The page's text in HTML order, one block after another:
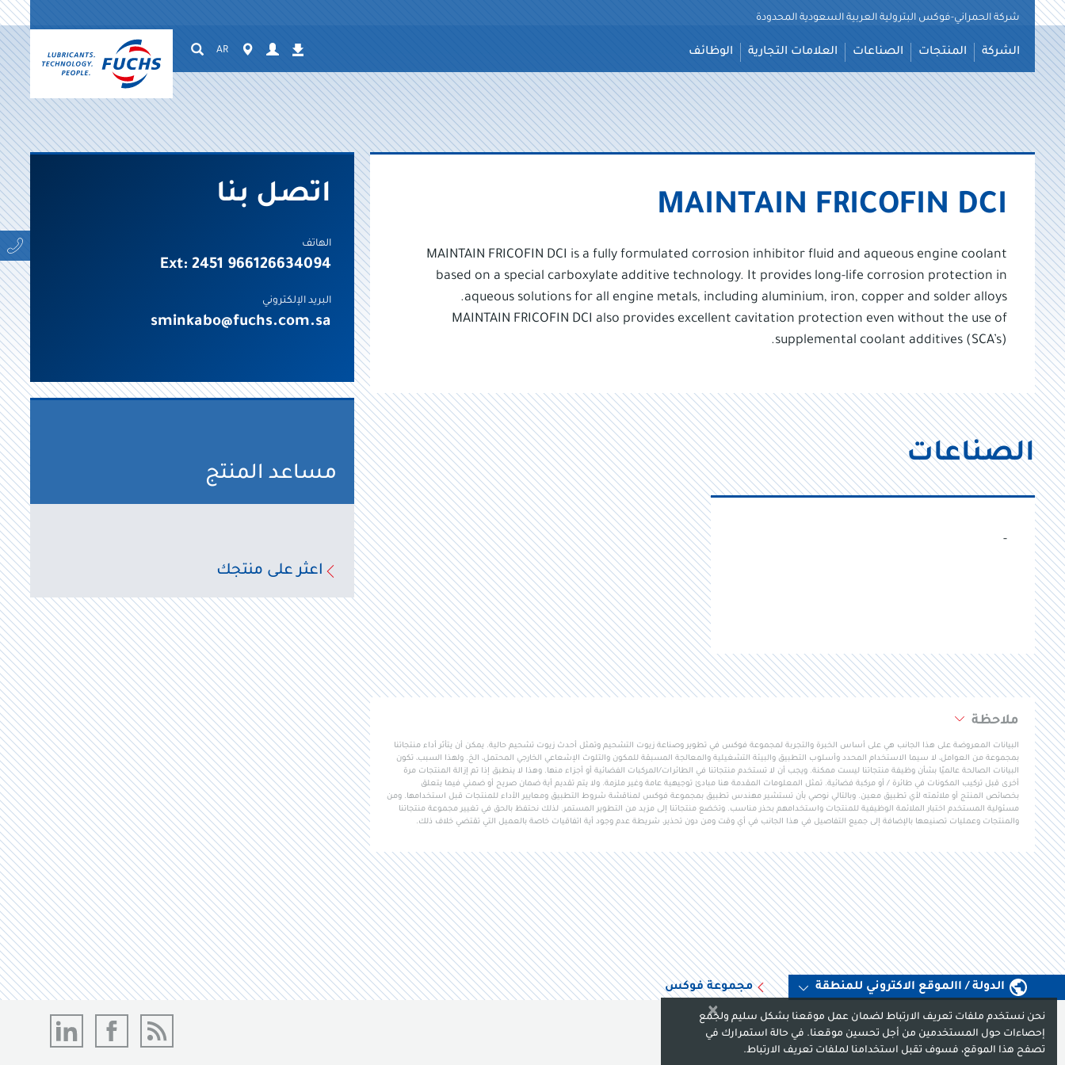
×
نحن نستخدم ملفات تعريف الارتباط لضمان عمل موقعنا بشكل سليم ولجمع
إحصاءات حول المستخدمين من أجل تحسين موقعنا. في حالة استمرارك في
تصفح هذا الموقع، فسوف تقبل استخدامنا لملفات تعريف الارتباط.
انتقل
إلى
المحتوى
شركة الحمراني-فوكس البترولية العربية السعودية المحدودة
الشركة المنتجات الصناعات العلامات التجارية الوظائف التنزيلات
Login
Worldwide
AR
Suchen
MAINTAIN FRICOFIN DCI
MAINTAIN FRICOFIN DCI is a fully formulated corrosion inhibitor fluid and aqueous engine coolant
based on a special carboxylate additive technology. It provides long-life corrosion protection in
aqueous solutions for all engine metals, including aluminium, iron, copper and solder alloys.
MAINTAIN FRICOFIN DCI also provides excellent cavitation protection even without the use of
supplemental coolant additives (SCA’s).
الصناعات
-
ملاحظة
البيانات المعروضة على هذا الجانب هي على أساس الخبرة والتجربة لمجموعة فوكس في تطوير وصناعة زيوت التشحيم وتمثل أحدث زيوت تشحيم حالية. يمكن أن يتأثر أداء منتجاتنا
بمجموعة من العوامل، لا سيما الاستخدام المحدد وأسلوب التطبيق والبيئة التشغيلية والمعالجة المسبقة للمكون والتلوث الإشعاعي الخارجي المحتمل، الخ. ولهذا السبب، تكون
البيانات الصالحة عالميًا بشأن وظيفة منتجاتنا ليست ممكنة. ويجب أن لا تستخدم منتجاتنا في الطائرات/المركبات الفضائية أو أجزاء منها. وهذا لا ينطبق إذا تم إزالة المنتجات مرة
أخرى قبل تركيب المكونات في طائرة / أو مركبة فضائية. تمثل المعلومات المقدمة هنا مبادئ توجيهية عامة وغير ملزمة. ولا يتم تقديم أية ضمان صريح أو ضمني فيما يتعلق
بخصائص المنتج أو ملائمته لأي تطبيق معين. وبالتالي نوصي بأن تستشير مهندس تطبيق بمجموعة فوكس لمناقشة شروط التطبيق ومعايير الأداء للمنتجات قبل استخدامها. ومن
مسئولية المستخدم اختبار الملائمة الوظيفية للمنتجات واستخدامهم بحذر مناسب. وتخضع منتجاتنا إلى مزيد من التطوير المستمر. لذلك نحتفظ بالحق في تغيير مجموعة منتجاتنا
والمنتجات وعمليات تصنيعها بالإضافة إلى جميع التفاصيل في هذا الجانب في أي وقت ومن دون تحذير، شريطة عدم وجود أية اتفاقيات خاصة بالعميل التي تقتضي خلاف ذلك.
اتصل بنا
الهاتف
966126634094 Ext: 2451
البريد الإلكتروني
sminkabo@fuchs.com.sa
مساعد المنتج
اعثر على منتجك
الدولة / االموقع الاكتروني للمنطقة مجموعة فوكس